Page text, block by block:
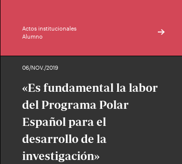
Actos institucionales
Alumno
06/NOV./2019
«Es fundamental la labor
del Programa Polar
Español para el
desarrollo de la
investigación»